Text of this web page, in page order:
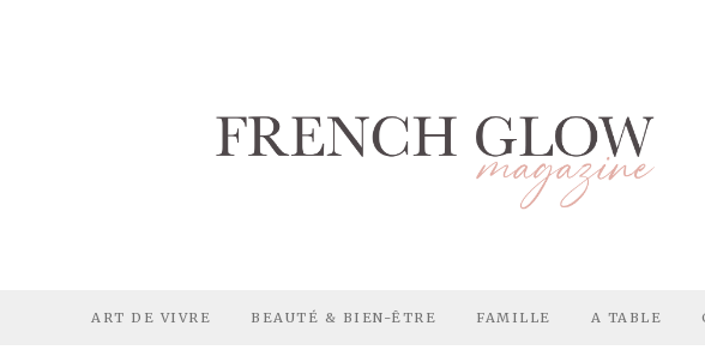
ART DE VIVRE BEAUTÉ & BIEN-ÊTRE FAMILLE A TABLE